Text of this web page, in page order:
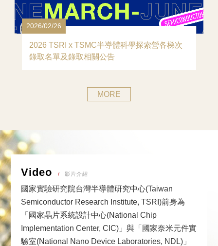
2026/02/26
2026 TSRI x TSMC半導體科學探索營各梯次
錄取名單及錄取相關公告
MORE
Video 影片介紹
國家實驗研究院台灣半導體研究中心(Taiwan
Semiconductor Research Institute, TSRI)前身為
「國家晶片系統設計中心(National Chip
Implementation Center, CIC)」與「國家奈米元件實
驗室(National Nano Device Laboratories, NDL)」